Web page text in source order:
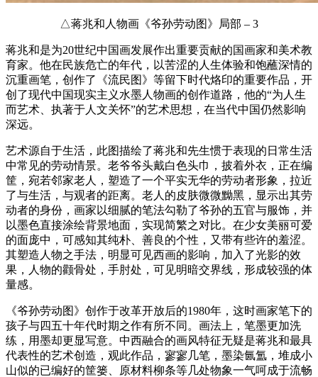
△蒋兆和人物画《爷孙劳动图》局部 – 3
蒋兆和是为20世纪中国画发展作出重要贡献的国画家和美术教
育家。他在民族危亡的年代，以苦涩的人生体验和饱蘸深情的
沉重画笔，创作了《流民图》等留下时代烙印的重要作品，开
创了现代中国现实主义水墨人物画的创作道路，他的“为人生
而艺术、执著于人文关怀”的艺术思想，在当代中国仍然影响
深远。
艺术源自于生活，此图描绘了蒋兆和先生惯于表现的日常生活
中常见的劳动情景。老爷爷头戴白色头巾，披着外衣，正在编
筐，宛若邻家老人，塑造了一个平实无华的劳动者形象，拉近
了与生活，与观者的距离。老人的皮肤微微黝黑，显示出其劳
动者的身份，画家以细腻的笔法勾勒了爷孙的五官与服饰，并
以墨色直接涂绘背景地面，实现简繁之对比。在少女美丽可爱
的面庞中，可感知其纯朴、善良的个性，又带有些许的羞涩。
其塑造人物之手法，明显可见西画的影响，加入了光影的效
果，人物的颧骨处，手肘处，可见明暗交界线，形成较强的体
量感。
《爷孙劳动图》创作于改革开放后的1980年，这时画家笔下的
孩子与四五十年代时期之作有所不同。画法上，笔墨更加洗
练，用墨却更显写意。中西融合的画风特征无疑是蒋兆和最具
代表性的艺术创造，观此作品，寥寥几笔，墨染氤氲，堆成小
山似的已编好的筐篓、原材料柳条等几处物象一气呵成于流畅